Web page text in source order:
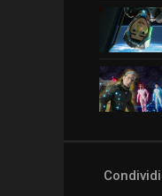
Condividi